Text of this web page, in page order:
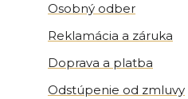
Osobný odber
Reklamácia a záruka
Doprava a platba
Odstúpenie od zmluvy